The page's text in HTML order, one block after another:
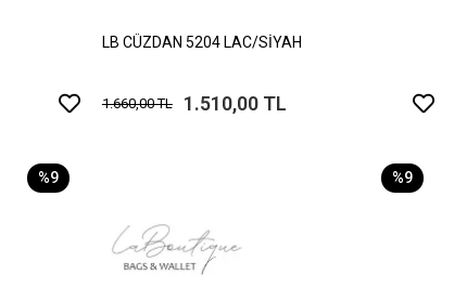
LB CÜZDAN 5204 LAC/SİYAH
1.660,00 TL 1.510,00 TL
%9 %9